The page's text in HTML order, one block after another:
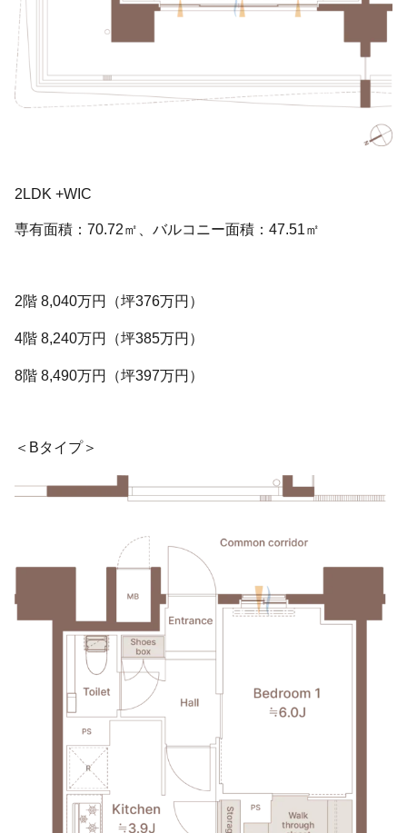
2LDK +WIC
専有面積：70.72㎡、バルコニー面積：47.51㎡
2階 8,040万円（坪376万円）
4階 8,240万円（坪385万円）
8階 8,490万円（坪397万円）
＜Bタイプ＞